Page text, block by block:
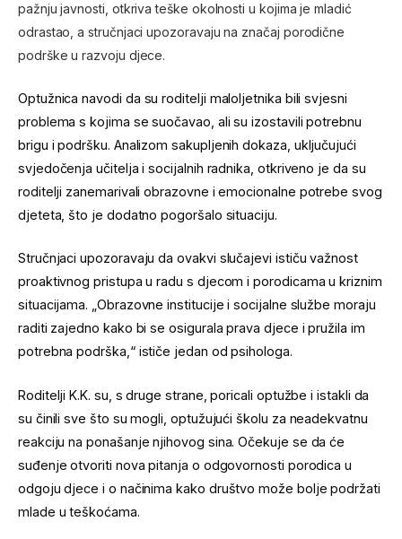
pažnju javnosti, otkriva teške okolnosti u kojima je mladić
odrastao, a stručnjaci upozoravaju na značaj porodične
podrške u razvoju djece.
Optužnica navodi da su roditelji maloljetnika bili svjesni
problema s kojima se suočavao, ali su izostavili potrebnu
brigu i podršku. Analizom sakupljenih dokaza, uključujući
svjedočenja učitelja i socijalnih radnika, otkriveno je da su
roditelji zanemarivali obrazovne i emocionalne potrebe svog
djeteta, što je dodatno pogoršalo situaciju.
Stručnjaci upozoravaju da ovakvi slučajevi ističu važnost
proaktivnog pristupa u radu s djecom i porodicama u kriznim
situacijama. „Obrazovne institucije i socijalne službe moraju
raditi zajedno kako bi se osigurala prava djece i pružila im
potrebna podrška,“ ističe jedan od psihologa.
Roditelji K.K. su, s druge strane, poricali optužbe i istakli da
su činili sve što su mogli, optužujući školu za neadekvatnu
reakciju na ponašanje njihovog sina. Očekuje se da će
suđenje otvoriti nova pitanja o odgovornosti porodica u
odgoju djece i o načinima kako društvo može bolje podržati
mlade u teškoćama.